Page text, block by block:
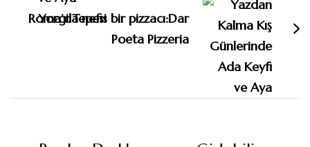
Roma’da nefis bir pizzacı:Dar
Poeta Pizzeria